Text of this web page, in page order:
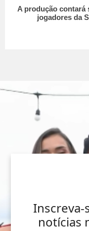
Inscreva-
notícias
A produção contará
jogadores da